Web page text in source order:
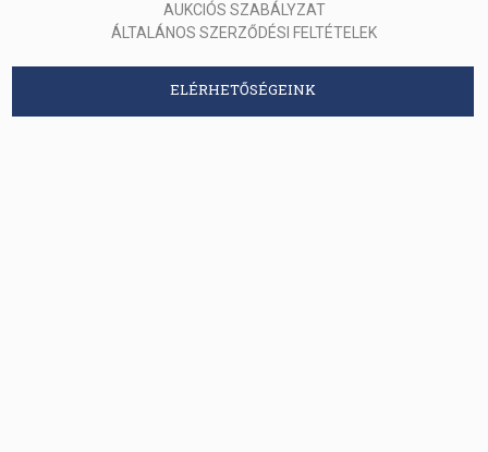
AUKCIÓS SZABÁLYZAT
ÁLTALÁNOS SZERZŐDÉSI FELTÉTELEK
ELÉRHETŐSÉGEINK